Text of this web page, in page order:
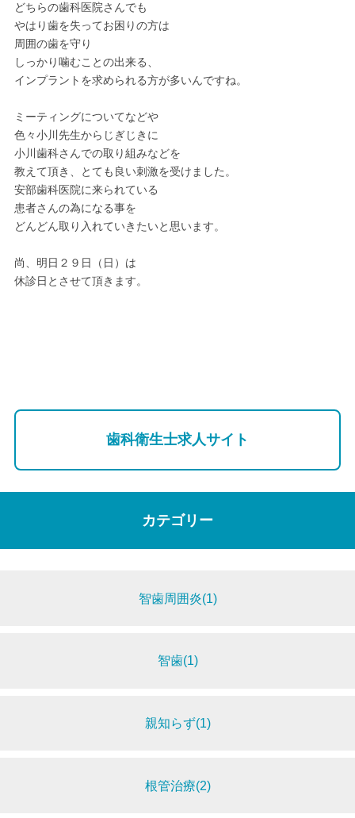
どちらの歯科医院さんでも
やはり歯を失ってお困りの方は
周囲の歯を守り
しっかり噛むことの出来る、
インプラントを求められる方が多いんですね。
ミーティングについてなどや
色々小川先生からじぎじきに
小川歯科さんでの取り組みなどを
教えて頂き、とても良い刺激を受けました。
安部歯科医院に来られている
患者さんの為になる事を
どんどん取り入れていきたいと思います。
尚、明日２９日（日）は
休診日とさせて頂きます。
歯科衛生士求人サイト
カテゴリー
智歯周囲炎(1)
智歯(1)
親知らず(1)
根管治療(2)